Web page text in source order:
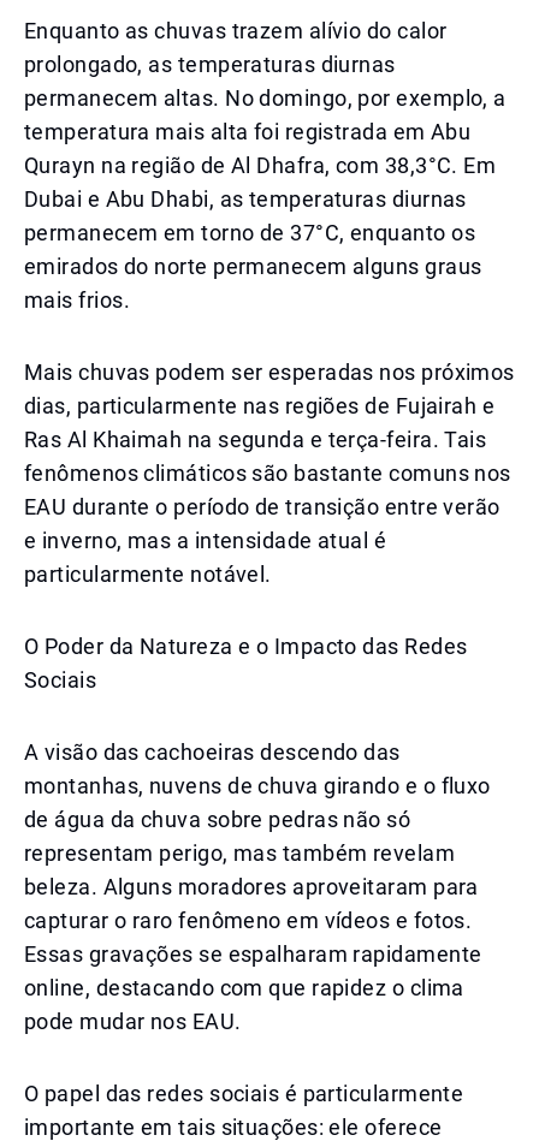
Enquanto as chuvas trazem alívio do calor
prolongado, as temperaturas diurnas
permanecem altas. No domingo, por exemplo, a
temperatura mais alta foi registrada em Abu
Qurayn na região de Al Dhafra, com 38,3°C. Em
Dubai e Abu Dhabi, as temperaturas diurnas
permanecem em torno de 37°C, enquanto os
emirados do norte permanecem alguns graus
mais frios.
Mais chuvas podem ser esperadas nos próximos
dias, particularmente nas regiões de Fujairah e
Ras Al Khaimah na segunda e terça-feira. Tais
fenômenos climáticos são bastante comuns nos
EAU durante o período de transição entre verão
e inverno, mas a intensidade atual é
particularmente notável.
O Poder da Natureza e o Impacto das Redes
Sociais
A visão das cachoeiras descendo das
montanhas, nuvens de chuva girando e o fluxo
de água da chuva sobre pedras não só
representam perigo, mas também revelam
beleza. Alguns moradores aproveitaram para
capturar o raro fenômeno em vídeos e fotos.
Essas gravações se espalharam rapidamente
online, destacando com que rapidez o clima
pode mudar nos EAU.
O papel das redes sociais é particularmente
importante em tais situações: ele oferece